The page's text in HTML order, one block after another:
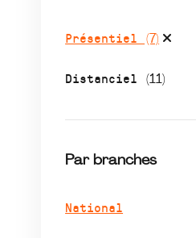
Présentiel (7)
Distanciel (11)
Par branches
National